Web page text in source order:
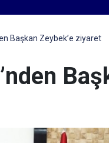
Başkan Zeybek’e ziyaret